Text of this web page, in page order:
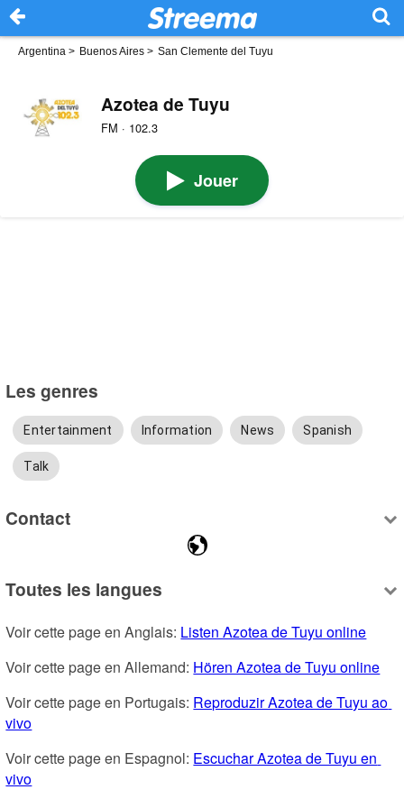
Argentina > Buenos Aires > San Clemente del Tuyu
Azotea de Tuyu
FM · 102.3
Jouer
Les genres
Entertainment Information News Spanish
Talk
Contact
Toutes les langues
Voir cette page en Anglais: Listen Azotea de Tuyu online
Voir cette page en Allemand: Hören Azotea de Tuyu online
Voir cette page en Portugais: Reproduzir Azotea de Tuyu ao
vivo
Voir cette page en Espagnol: Escuchar Azotea de Tuyu en
vivo